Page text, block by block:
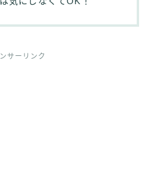
サーリンク